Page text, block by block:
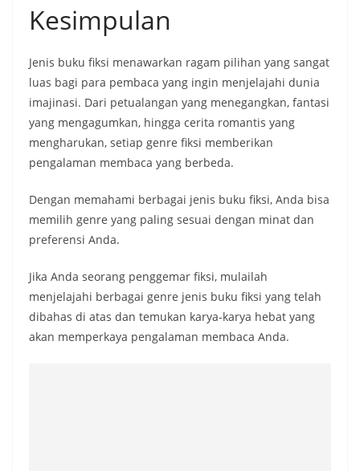
Kesimpulan
Jenis buku fiksi menawarkan ragam pilihan yang sangat
luas bagi para pembaca yang ingin menjelajahi dunia
imajinasi. Dari petualangan yang menegangkan, fantasi
yang mengagumkan, hingga cerita romantis yang
mengharukan, setiap genre fiksi memberikan
pengalaman membaca yang berbeda.
Dengan memahami berbagai jenis buku fiksi, Anda bisa
memilih genre yang paling sesuai dengan minat dan
preferensi Anda.
Jika Anda seorang penggemar fiksi, mulailah
menjelajahi berbagai genre jenis buku fiksi yang telah
dibahas di atas dan temukan karya-karya hebat yang
akan memperkaya pengalaman membaca Anda.